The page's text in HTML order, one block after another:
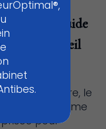
,Analyse
: le guide
en appareil
de bien être, le
comme
pour